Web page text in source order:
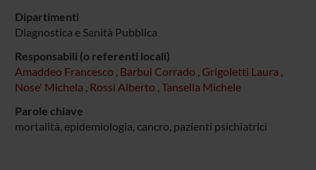
Dipartimenti
Diagnostica e Sanità Pubblica
Responsabili (o referenti locali)
Amaddeo Francesco , Barbui Corrado , Grigoletti Laura ,
Nose' Michela , Rossi Alberto , Tansella Michele
Parole chiave
mortalità, epidemiologia, cancro, pazienti psichiatrici